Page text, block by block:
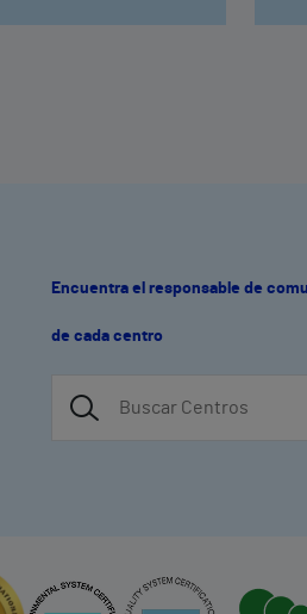
Encuentra el responsable de
de cada centro